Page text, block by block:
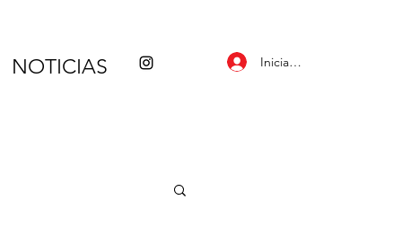
NOTICIAS Iniciar sesión